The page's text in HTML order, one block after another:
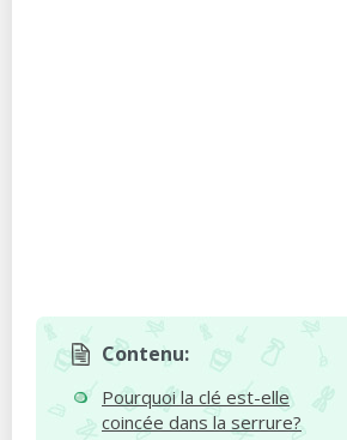
Contenu:
Pourquoi la clé est-elle
coincée dans la serrure?